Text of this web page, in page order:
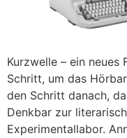
Kurzwelle – ein neues
Schritt, um das
den Schritt danach,
Denkbar zur
Experimentallabor.